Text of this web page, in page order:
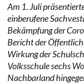
Am 1. Juli
einberufene
Bekämpfung der
Bericht der
Wirkung der
Volksschule sechs
Nachbarland